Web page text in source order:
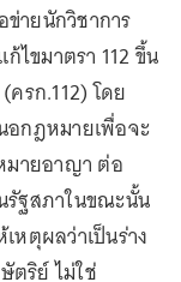
ายนักวิชาการ
ไขมาตรา 112 ขึ้น
รก.112) โดย
อกฎหมายเพื่อจะ
มายอาญา ต่อ
รัฐสภาในขณะนั้น
หตุผลว่าเป็นร่าง
ตริย์ ไม่ใช่